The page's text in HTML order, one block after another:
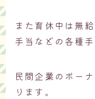
また育休中は無
手当などの各種
民間企業のボー
ります。